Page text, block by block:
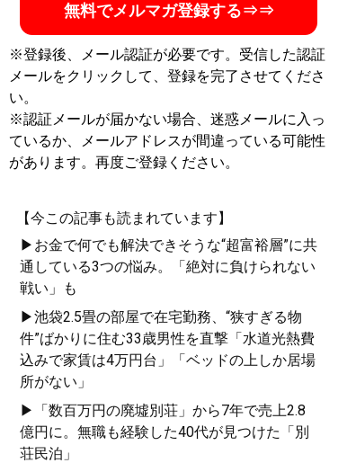
無料でメルマガ登録する⇒⇒
※登録後、メール認証が必要です。受信した認証
メールをクリックして、登録を完了させてくださ
い。
※認証メールが届かない場合、迷惑メールに入っ
ているか、メールアドレスが間違っている可能性
があります。再度ご登録ください。
【今この記事も読まれています】
▶お金で何でも解決できそうな“超富裕層”に共
通している3つの悩み。「絶対に負けられない
戦い」も
▶池袋2.5畳の部屋で在宅勤務、“狭すぎる物
件”ばかりに住む33歳男性を直撃「水道光熱費
込みで家賃は4万円台」「ベッドの上しか居場
所がない」
▶「数百万円の廃墟別荘」から7年で売上2.8
億円に。無職も経験した40代が見つけた「別
荘民泊」